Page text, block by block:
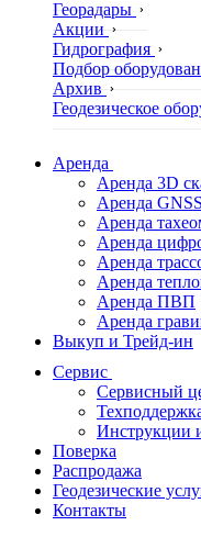
Георадары
Акции
Гидрография
Подбор
Архив
Геодезическое
Аренда
Аренда 3D
Аренда
Аренда
Аренда
Аренда
Аренда
Аренда ПВП
Аренда
Выкуп и Трейд-ин
Сервис
Сервисный
Инструкции
Поверка
Распродажа
Геодезические
Контакты